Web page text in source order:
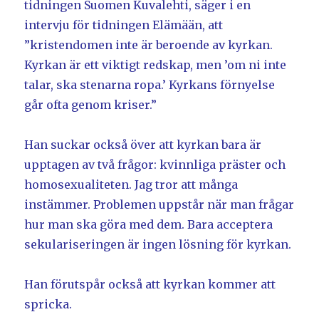
tidningen Suomen Kuvalehti, säger i en
intervju för tidningen Elämään, att
”kristendomen inte är beroende av kyrkan.
Kyrkan är ett viktigt redskap, men ’om ni inte
talar, ska stenarna ropa.’ Kyrkans förnyelse
går ofta genom kriser.”
Han suckar också över att kyrkan bara är
upptagen av två frågor: kvinnliga präster och
homosexualiteten. Jag tror att många
instämmer. Problemen uppstår när man frågar
hur man ska göra med dem. Bara acceptera
sekulariseringen är ingen lösning för kyrkan.
Han förutspår också att kyrkan kommer att
spricka.